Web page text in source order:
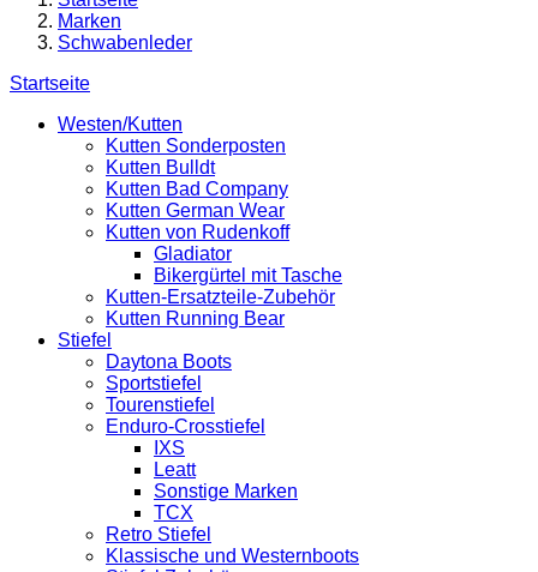
Marken
Schwabenleder
Startseite
Westen/Kutten
Kutten Sonderposten
Kutten Bulldt
Kutten Bad Company
Kutten German Wear
Kutten von Rudenkoff
Gladiator
Bikergürtel mit Tasche
Kutten-Ersatzteile-Zubehör
Kutten Running Bear
Stiefel
Daytona Boots
Sportstiefel
Tourenstiefel
Enduro-Crosstiefel
IXS
Leatt
Sonstige Marken
TCX
Retro Stiefel
Klassische und Westernboots